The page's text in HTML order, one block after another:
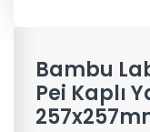
Bambu
Pei Kaplı